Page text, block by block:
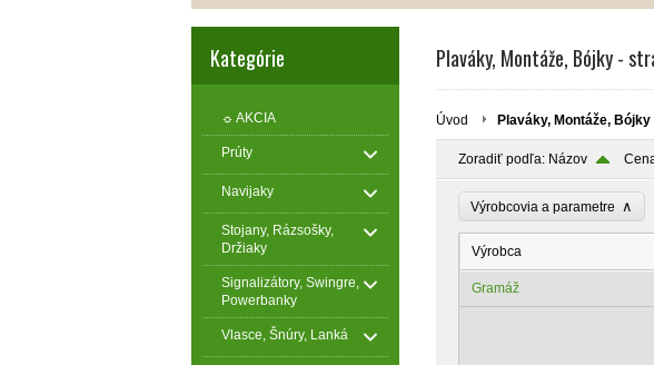
Kategórie
☼ AKCIA
Prúty
Navijaky
Stojany, Rázsošky,
Držiaky
Signalizátory, Swingre,
Powerbanky
Vlasce, Šnúry, Lanká
Plaváky, Montáže, Bójky -
Úvod Plaváky, Montáže, Bójky
Zoradiť podľa: Názov
Výrobcovia a parametre ∧
Výrobca
Gramáž